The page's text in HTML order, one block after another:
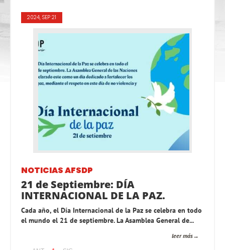
2024, SEP 21
NOTICIAS AFSDP
21 de Septiembre: DÍA
INTERNACIONAL DE LA PAZ.
Cada año, el Día Internacional de la Paz se celebra en todo
el mundo el 21 de septiembre. La Asamblea General de...
leer más